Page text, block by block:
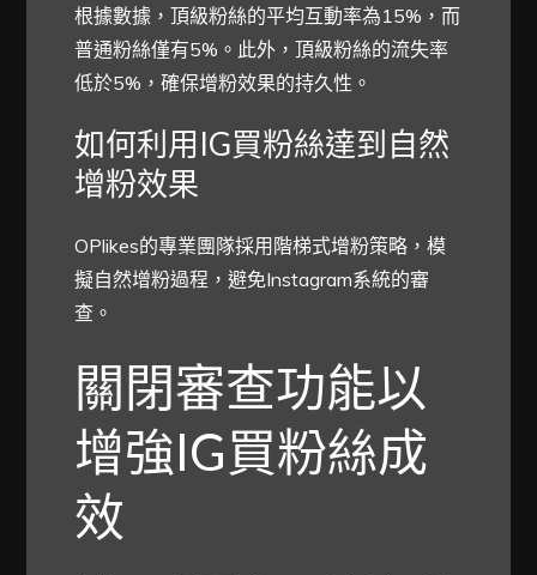
根據數據，頂級粉絲的平均互動率為15%，而
普通粉絲僅有5%。此外，頂級粉絲的流失率
低於5%，確保增粉效果的持久性。
如何利用IG買粉絲達到自然
增粉效果
OPlikes的專業團隊採用階梯式增粉策略，模
擬自然增粉過程，避免Instagram系統的審
查。
關閉審查功能以
增強IG買粉絲成
效